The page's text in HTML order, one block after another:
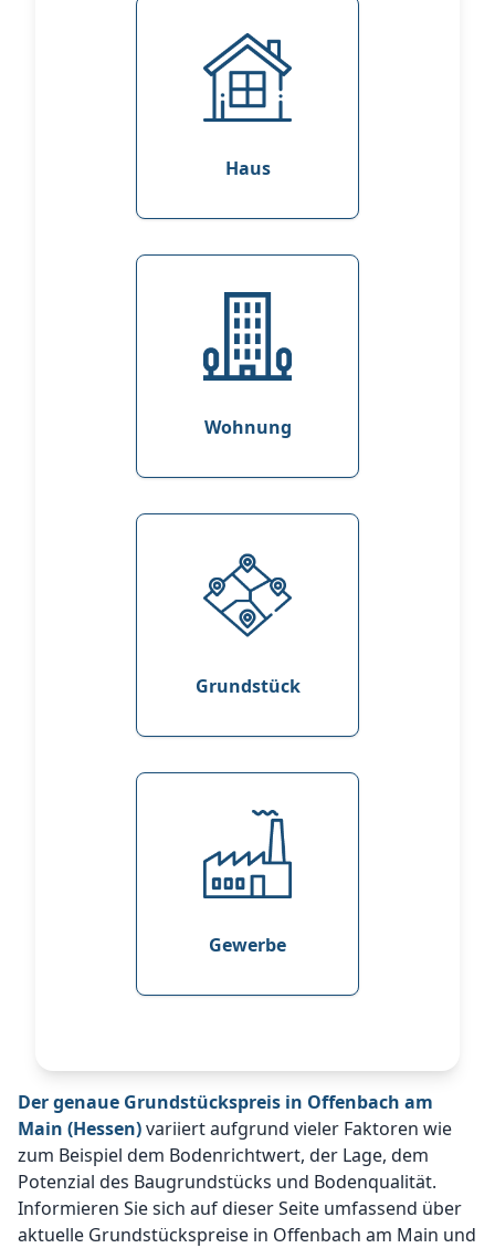
Haus
Wohnung
Grundstück
Gewerbe
Der genaue Grundstückspreis in Offenbach am
Main (Hessen)variiert aufgrund vieler Faktoren wie
zum Beispiel dem Bodenrichtwert, der Lage, dem
Potenzial des Baugrundstücks und Bodenqualität.
Informieren Sie sich auf dieser Seite umfassend über
aktuelle Grundstückspreise in Offenbach am Main und